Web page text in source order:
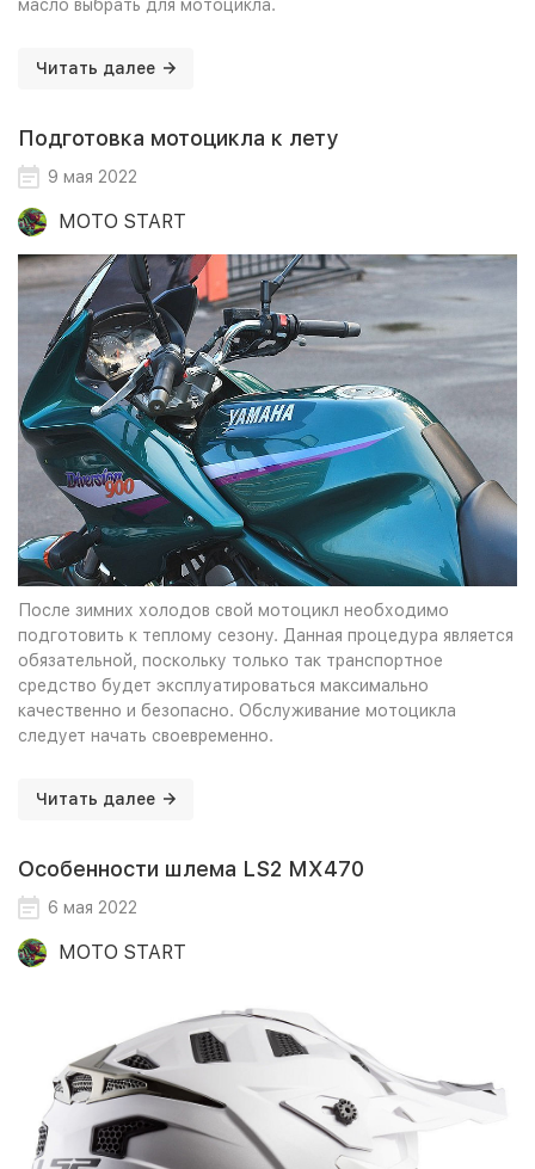
масло выбрать для мотоцикла.
Читать далее
Подготовка мотоцикла к лету
9 мая 2022
MOTO START
После зимних холодов свой мотоцикл необходимо
подготовить к теплому сезону. Данная процедура является
обязательной, поскольку только так транспортное
средство будет эксплуатироваться максимально
качественно и безопасно. Обслуживание мотоцикла
следует начать своевременно.
Читать далее
Особенности шлема LS2 MX470
6 мая 2022
MOTO START